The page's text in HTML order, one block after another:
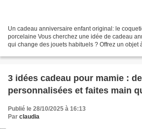
Un cadeau anniversaire enfant original: le
porcelaine Vous cherchez une idée de cadeau
qui change des jouets habituels ? Offrez un objet
3 idées cadeau pour mamie :
personnalisées et faites main
Publié le 28/10/2025 à 16:13
Par claudia